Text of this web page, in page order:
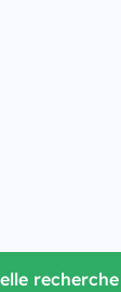
recherche